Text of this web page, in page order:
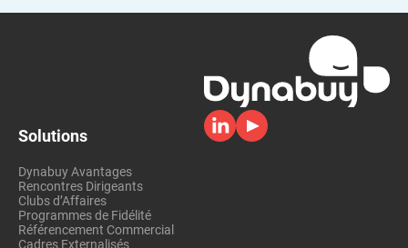
Solutions
Dynabuy Avantages
Rencontres Dirigeants
Clubs d’Affaires
Programmes de Fidélité
Référencement Commercial
Cadres Externalisés